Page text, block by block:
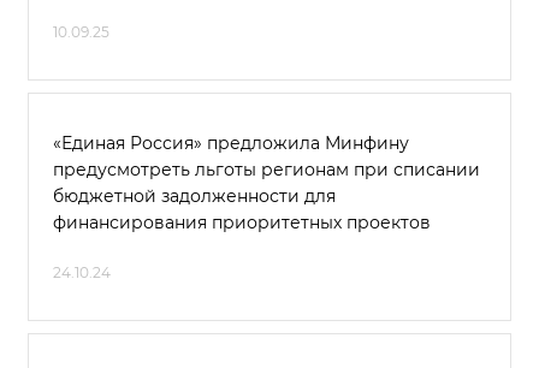
10.09.25
«Единая Россия» предложила Минфину
предусмотреть льготы регионам при списании
бюджетной задолженности для
финансирования приоритетных проектов
24.10.24